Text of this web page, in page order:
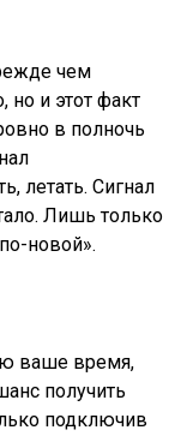
чем
но и этот факт
в полночь
летать. Сигнал
Лишь только
новой».
ваше время,
получить
подключив